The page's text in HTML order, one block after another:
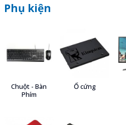
Phụ kiện
Chuột - Bàn
Phím
Ổ cứng